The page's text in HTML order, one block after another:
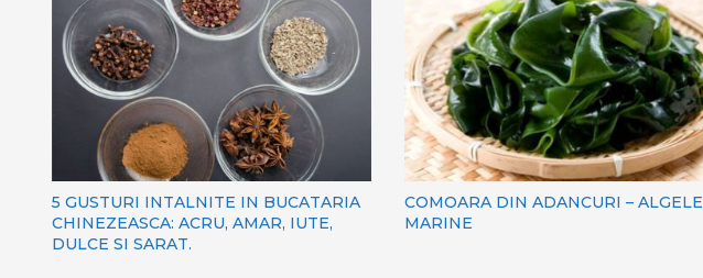
5 GUSTURI INTALNITE IN BUCATARIA
CHINEZEASCA: ACRU, AMAR, IUTE,
DULCE SI SARAT.
COMOARA DIN ADANCURI – ALGELE
MARINE